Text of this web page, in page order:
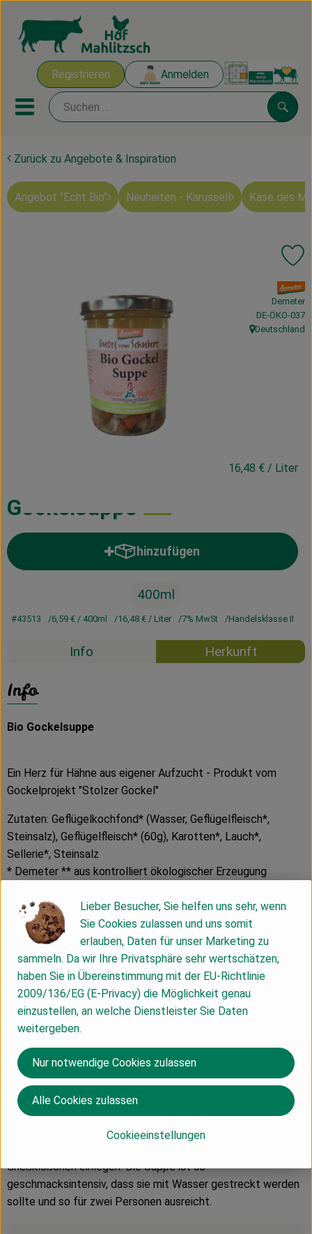
Registrieren Anmelden
Mobiles Menu öffnen oder
Ökokisten
Mahlitzscher Produkte
Vorratskammer
Haus, Garten & Co.
Neues vom Hof
Zurück zu Angebote & Inspiration
Angebot "Echt Bio" Neuheiten - Karussell Käse des
Gockelsuppe
16,48 € / Liter
, Verband:
Demeter
,DE-ÖKO-037
, Herkunft:
Deutschland
hinzufügen
Produkt zum Warenkorb
400ml
#43513 6,59 € / 400ml 16,48 € / Liter 7% MwSt Handelsklasse II
Info Herkunft
Info
Bio Gockelsuppe
Ein Herz für Hähne aus eigener Aufzucht - Produkt vom
Gockelprojekt "Stolzer Gockel"
Zutaten: Geflügelkochfond* (Wasser, Geflügelfleisch*,
Steinsalz), Geflügelfleisch* (60g), Karotten*, Lauch*,
Sellerie*, Steinsalz
* Demeter ** aus kontrolliert ökologischer Erzeugung
Bruderhahnfleisch/Gockelfleisch.
Nährwerte: je 100 g
Brennwert: 141 kj/33 kcal
Eiweiß: 6,8 g
Kohlenhydrate 0,2 g
davon Zucker 0,2 g
Fett: 0,6 g
Salz: 0,41 g
DE-ÖKO-007
EU Landwirtschaft
Inhalt des Glases kurz aufkochen. Nach Geschmack würzen
Grießklößchen einlegen. Die Suppe ist so
geschmacksintensiv, dass sie mit Wasser gestreckt werden
sollte und so für zwei Personen ausreicht.
Lieber Besucher, Sie helfen uns sehr, wenn
Sie Cookies zulassen und uns somit
erlauben, Daten für unser Marketing zu
sammeln. Da wir Ihre Privatsphäre sehr wertschätzen,
haben Sie in Übereinstimmung mit der EU-Richtlinie
2009/136/EG (E-Privacy) die Möglichkeit genau
einzustellen, an welche Dienstleister Sie Daten
weitergeben.
Cookieeinstellungen
Nur notwendige Cookies zulassen
Alle Cookies zulassen